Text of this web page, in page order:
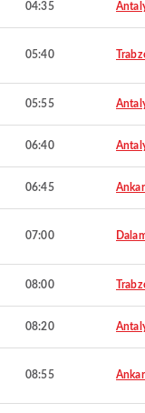
04:35
05:40
05:55
06:40
06:45
07:00
08:00
08:20
08:55